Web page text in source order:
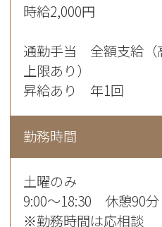
時給2,000円
通勤手当 全額支給（
上限あり）
昇給あり 年1回
勤務時間
土曜のみ
9:00～18:30 休憩90分
※勤務時間は応相談